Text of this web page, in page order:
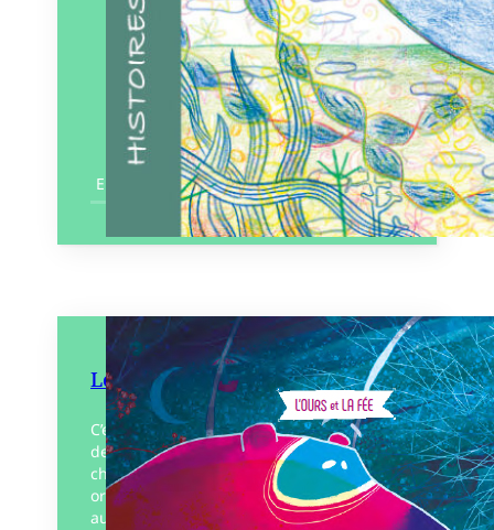
En savoir plus
Le Manège de Pompon
C’est le premier jour de l’hiver au village
de Millepierres et pour célébrer ce
changement de saison, les habitants ont
organisé une fête extraordinaire : la Fête
aux…